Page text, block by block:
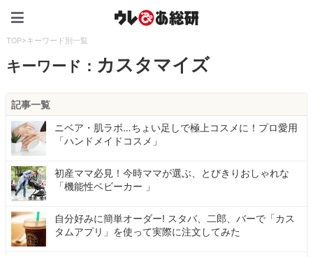
TOP>キーワード別一覧
キーワード： カスタマイズ
記事一覧
ニベア・肌ラボ…ちょい足しで極上コスメに！プロ愛用
「ハンドメイドコスメ」
初産ママ必見！今時ママが選ぶ、とびきりおしゃれな
「機能性ベビーカー 」
自分好みに簡単オーダー! スタバ、二郎、バーで「カス
タムアプリ」を使って実際に注文してみた